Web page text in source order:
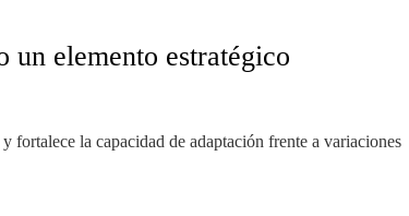
elemento estratégico
la capacidad de adaptación frente a variaciones